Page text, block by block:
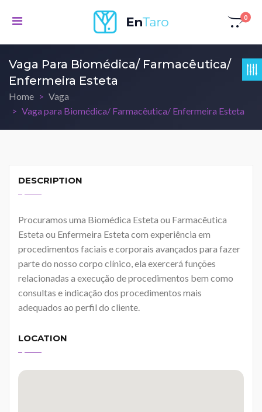
0
Vaga Para Biomédica/ Farmacêutica/
Enfermeira Esteta
Home
Vaga
Vaga para Biomédica/ Farmacêutica/ Enfermeira Esteta
DESCRIPTION
Procuramos uma Biomédica Esteta ou Farmacêutica
Esteta ou Enfermeira Esteta com experiência em
procedimentos faciais e corporais avançados para fazer
parte do nosso corpo clínico, ela exercerá funções
relacionadas a execução de procedimentos bem como
consultas e indicação dos procedimentos mais
adequados ao perfil do cliente.
LOCATION